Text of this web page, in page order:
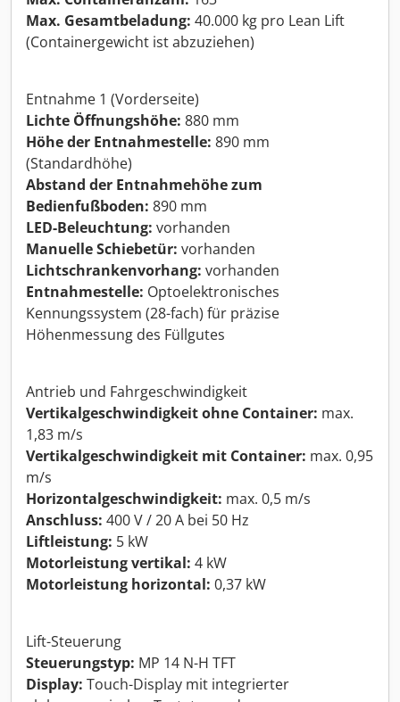
Max. Gesamtbeladung: 40.000 kg pro Lean Lift
(Containergewicht ist abzuziehen)
Entnahme 1 (Vorderseite)
Lichte Öffnungshöhe: 880 mm
Höhe der Entnahmestelle: 890 mm
(Standardhöhe)
Abstand der Entnahmehöhe zum
Bedienfußboden: 890 mm
LED-Beleuchtung: vorhanden
Manuelle Schiebetür: vorhanden
Lichtschrankenvorhang: vorhanden
Entnahmestelle: Optoelektronisches
Kennungssystem (28-fach) für präzise
Höhenmessung des Füllgutes
Antrieb und Fahrgeschwindigkeit
Vertikalgeschwindigkeit ohne Container: max.
1,83 m/s
Vertikalgeschwindigkeit mit Container: max. 0,95
m/s
Horizontalgeschwindigkeit: max. 0,5 m/s
Anschluss: 400 V / 20 A bei 50 Hz
Liftleistung: 5 kW
Motorleistung vertikal: 4 kW
Motorleistung horizontal: 0,37 kW
Lift-Steuerung
Steuerungstyp: MP 14 N-H TFT
Display: Touch-Display mit integrierter